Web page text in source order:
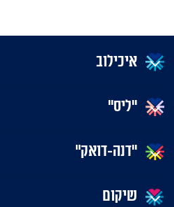
איכילוב
"ליס"
"דנה-דואק"
שיקום